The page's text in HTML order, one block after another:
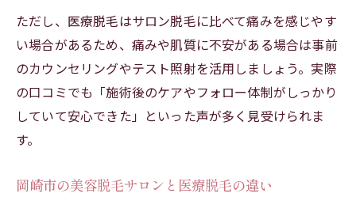
ただし、医療脱毛はサロン脱毛に比べて痛みを感じやす
い場合があるため、痛みや肌質に不安がある場合は事前
のカウンセリングやテスト照射を活用しましょう。実際
の口コミでも「施術後のケアやフォロー体制がしっかり
していて安心できた」といった声が多く見受けられま
す。
岡崎市の美容脱毛サロンと医療脱毛の違い